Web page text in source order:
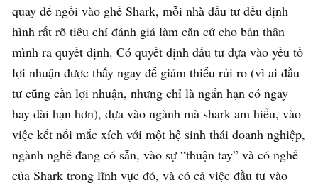
quay để ngồi vào ghế Shark, mỗi nhà đầu tư đều định
hình rất rõ tiêu chí đánh giá làm căn cứ cho bản thân
mình ra quyết định. Có quyết định đầu tư dựa vào yếu tố
lợi nhuận được thấy ngay để giảm thiểu rủi ro (vì ai đầu
tư cũng cần lợi nhuận, nhưng chỉ là ngắn hạn có ngay
hay dài hạn hơn), dựa vào ngành mà shark am hiểu, vào
việc kết nối mắc xích với một hệ sinh thái doanh nghiệp,
ngành nghề đang có sẵn, vào sự “thuận tay” và có nghề
của Shark trong lĩnh vực đó, và có cả việc đầu tư vào